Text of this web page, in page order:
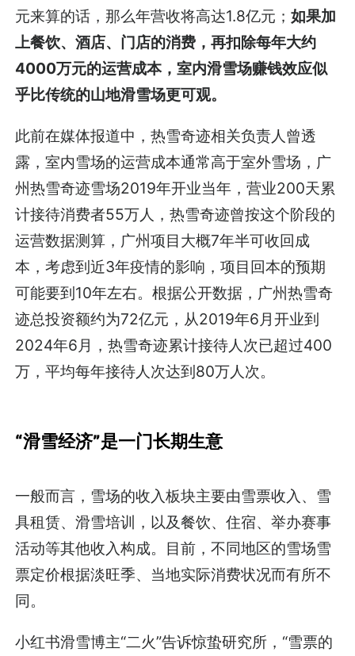
元来算的话，那么年营收将高达1.8亿元；如果加
上餐饮、酒店、门店的消费，再扣除每年大约
4000万元的运营成本，室内滑雪场赚钱效应似
乎比传统的山地滑雪场更可观。
此前在媒体报道中，热雪奇迹相关负责人曾透
露，室内雪场的运营成本通常高于室外雪场，广
州热雪奇迹雪场2019年开业当年，营业200天累
计接待消费者55万人，热雪奇迹曾按这个阶段的
运营数据测算，广州项目大概7年半可收回成
本，考虑到近3年疫情的影响，项目回本的预期
可能要到10年左右。根据公开数据，广州热雪奇
迹总投资额约为72亿元，从2019年6月开业到
2024年6月，热雪奇迹累计接待人次已超过400
万，平均每年接待人次达到80万人次。
“滑雪经济”是一门长期生意
一般而言，雪场的收入板块主要由雪票收入、雪
具租赁、滑雪培训，以及餐饮、住宿、举办赛事
活动等其他收入构成。目前，不同地区的雪场雪
票定价根据淡旺季、当地实际消费状况而有所不
同。
小红书滑雪博主“二火”告诉惊蛰研究所，“雪票的